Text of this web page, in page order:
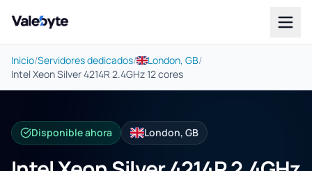
Valebyte
Inicio/Servidores dedicados/ London, GB/
Intel Xeon Silver 4214R 2.4GHz 12 cores
Disponible ahora London, GB